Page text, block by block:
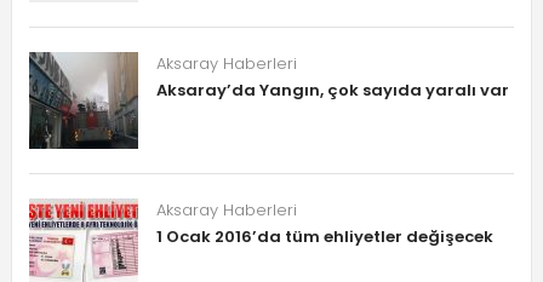
Aksaray Haberleri
Aksaray’da Yangın, çok sayıda yaralı var
Aksaray Haberleri
1 Ocak 2016’da tüm ehliyetler değişecek